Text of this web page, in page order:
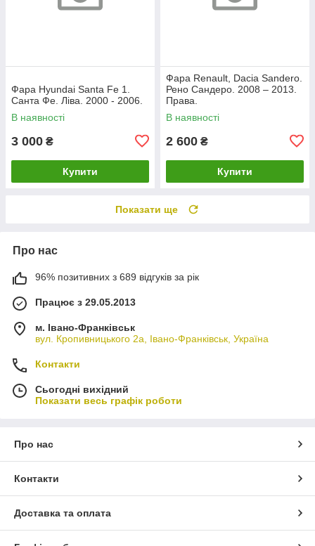
Фара Hyundai Santa Fe 1.
Санта Фе. Ліва. 2000 - 2006.
В наявності
3 000 ₴
Купити
Фара Renault, Dacia Sandero.
Рено Сандеро. 2008 – 2013.
Права.
В наявності
2 600 ₴
Купити
Показати ще
Про нас
96% позитивних з 689 відгуків за рік
Працює з 29.05.2013
м. Івано-Франківськ
вул. Кропивницького 2а, Івано-Франківськ, Україна
Контакти
Сьогодні вихідний
Показати весь графік роботи
Про нас
Контакти
Доставка та оплата